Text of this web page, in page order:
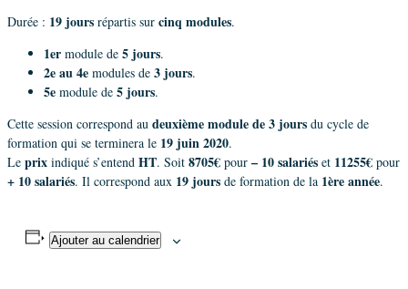
Durée : 19 jours répartis sur cinq modules.
1er module de 5 jours.
2e au 4e modules de 3 jours.
5e module de 5 jours.
Cette session correspond au deuxième module de 3 jours du cycle de
formation qui se terminera le 19 juin 2020.
Le prix indiqué s’entend HT. Soit 8705€ pour – 10 salariés et 11255€ pour
+ 10 salariés. Il correspond aux 19 jours de formation de la 1ère année.
Ajouter au calendrier